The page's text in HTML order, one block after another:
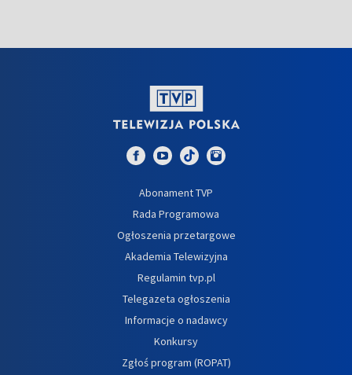
Abonament TVP
Rada Programowa
Ogłoszenia przetargowe
Akademia Telewizyjna
Regulamin tvp.pl
Telegazeta ogłoszenia
Informacje o nadawcy
Konkursy
Zgłoś program (ROPAT)